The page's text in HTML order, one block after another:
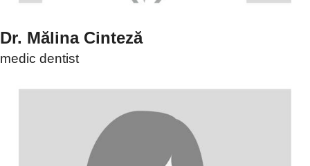
Dr. Mălina Cinteză
medic dentist